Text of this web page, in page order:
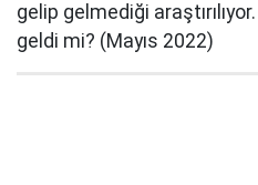
gelip gelmediği
geldi mi? (Mayıs 2022)